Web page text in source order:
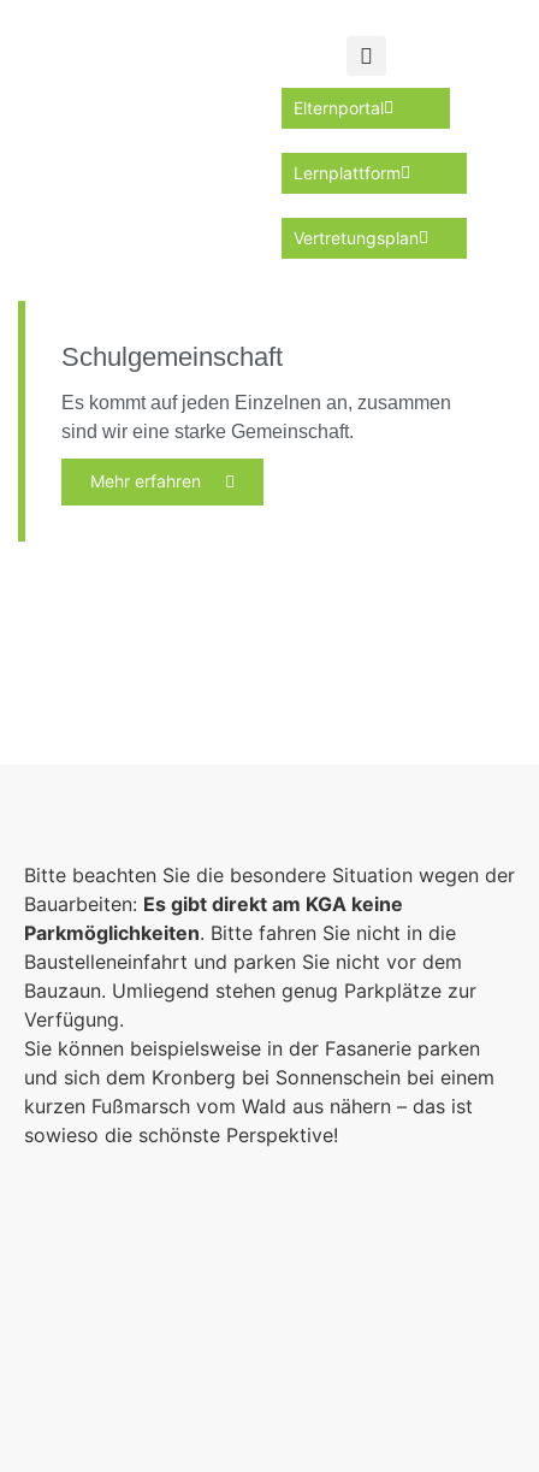
Elternportal
Lernplattform
Vertretungsplan
Schulgemeinschaft
Es kommt auf jeden Einzelnen an, zusammen
sind wir eine starke Gemeinschaft.
Mehr erfahren
Bitte beachten Sie die besondere Situation wegen der
Bauarbeiten: Es gibt direkt am KGA keine
Parkmöglichkeiten. Bitte fahren Sie nicht in die
Baustelleneinfahrt und parken Sie nicht vor dem
Bauzaun. Umliegend stehen genug Parkplätze zur
Verfügung.
Sie können beispielsweise in der Fasanerie parken
und sich dem Kronberg bei Sonnenschein bei einem
kurzen Fußmarsch vom Wald aus nähern – das ist
sowieso die schönste Perspektive!